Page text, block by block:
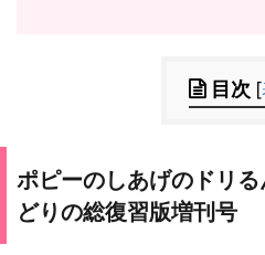
目次 [
ポピーのしあげのドリ
どりの総復習版増刊号